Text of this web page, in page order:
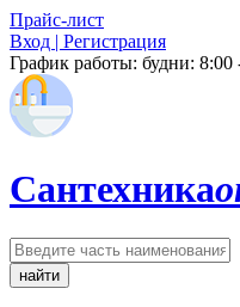
Прайс-лист
Вход | Регистрация
График работы: будни: 8:00
Сантехника
найти